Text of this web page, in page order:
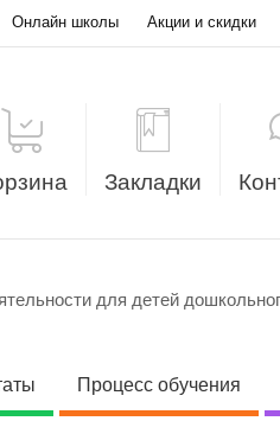
Онлайн школы Акции и скидки
Закладки
для детей
Процесс обучения